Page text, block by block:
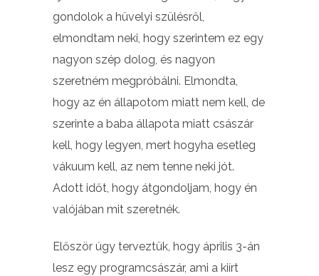
gondolok a hüvelyi szülésről,
elmondtam neki, hogy szerintem ez egy
nagyon szép dolog, és nagyon
szeretném megpróbálni. Elmondta,
hogy az én állapotom miatt nem kell, de
szerinte a baba állapota miatt császár
kell, hogy legyen, mert hogyha esetleg
vákuum kell, az nem tenne neki jót.
Adott időt, hogy átgondoljam, hogy én
valójában mit szeretnék.
Először úgy terveztük, hogy április 3-án
lesz egy programcsászár, ami a kiírt